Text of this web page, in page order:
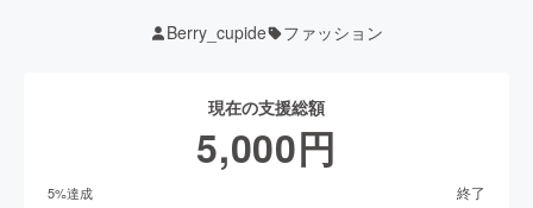
Berry_cupide ファッション
現在の支援総額
5,000円
5%達成 終了